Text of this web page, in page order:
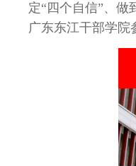
定“四个自信”、做
广东东江干部学院